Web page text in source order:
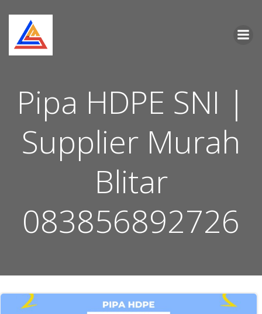
Pipa HDPE SNI |
Supplier Murah
Blitar
083856892726